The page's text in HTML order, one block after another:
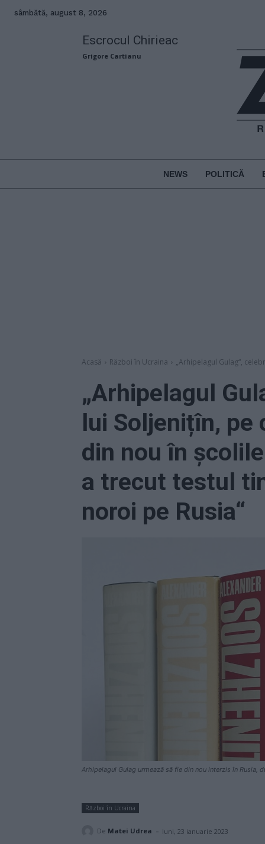
sâmbătă, august 8, 2026
Escrocul Chirieac
Grigore Cartianu
NEWS POLITICĂ
Acasă Război în Ucraina „Arhipelagul Gulag“,
„Arhipelagul
lui Soljenițîn, pe
din nou în
a trecut testul
noroi pe Rusia“
Arhipelagul Gulag urmează să fie din nou interzis în Rusia,
Război în Ucraina
De Matei Udrea - luni, 23 ianuarie 2023